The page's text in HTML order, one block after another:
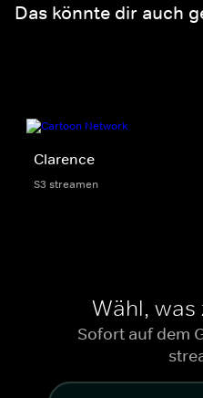
Das könnte dir auch
Clarence
S3 streamen
Wähl, was
Sofort auf dem